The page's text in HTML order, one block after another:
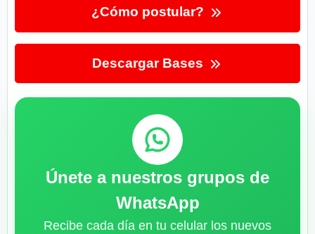
¿Cómo postular?
Descargar Bases
Únete a nuestros grupos de
WhatsApp
Recibe cada día en tu celular los nuevos